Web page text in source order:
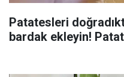
Patatesleri
bardak ekleyin!